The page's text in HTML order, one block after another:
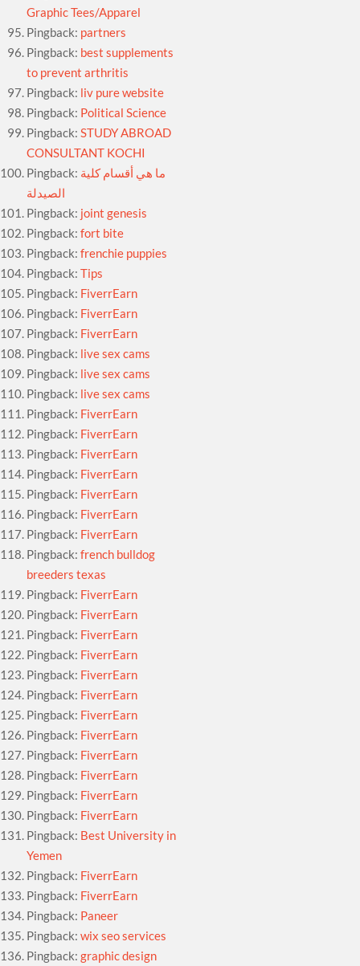
Graphic Tees/Apparel
Pingback: partners
Pingback: best supplements
to prevent arthritis
Pingback: liv pure website
Pingback: Political Science
Pingback:STUDY ABROAD
CONSULTANT KOCHI
Pingback: ما هي أقسام كلية
الصيدلة
Pingback: joint genesis
Pingback:fort bite
Pingback:frenchie puppies
Pingback:Tips
Pingback: FiverrEarn
Pingback: FiverrEarn
Pingback: FiverrEarn
Pingback: live sex cams
Pingback: live sex cams
Pingback: live sex cams
Pingback: FiverrEarn
Pingback: FiverrEarn
Pingback: FiverrEarn
Pingback: FiverrEarn
Pingback: FiverrEarn
Pingback: FiverrEarn
Pingback: FiverrEarn
Pingback:french bulldog
breeders texas
Pingback: FiverrEarn
Pingback: FiverrEarn
Pingback: FiverrEarn
Pingback: FiverrEarn
Pingback: FiverrEarn
Pingback: FiverrEarn
Pingback: FiverrEarn
Pingback: FiverrEarn
Pingback: FiverrEarn
Pingback: FiverrEarn
Pingback: FiverrEarn
Pingback: FiverrEarn
Pingback: Best University in
Yemen
Pingback: FiverrEarn
Pingback: FiverrEarn
Pingback: Paneer
Pingback:wix seo services
Pingback:graphic design